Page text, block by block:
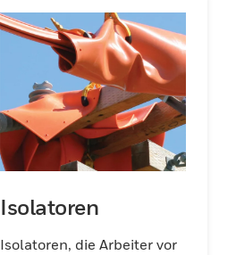
Isolatoren
Isolatoren, die Arbeiter vor